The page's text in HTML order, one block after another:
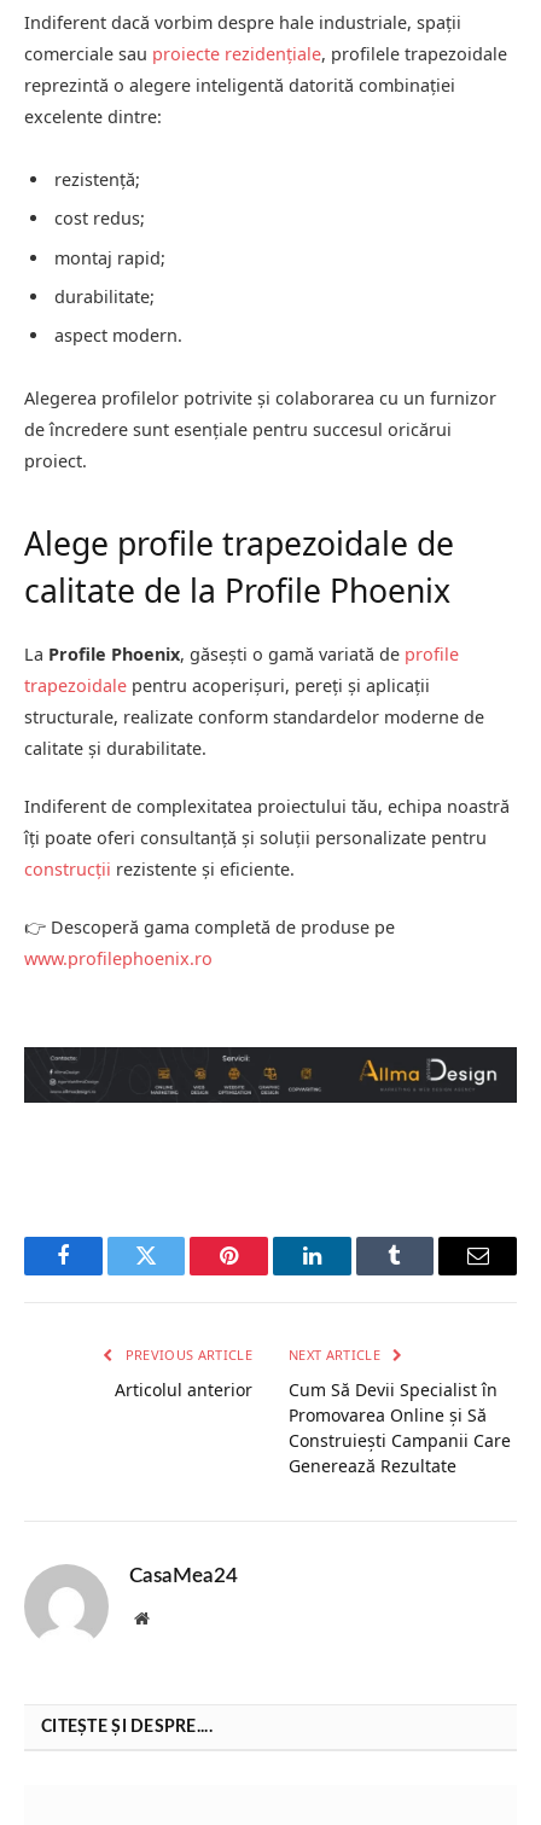
Indiferent dacă vorbim despre hale industriale, spații
comerciale sau proiecte rezidențiale, profilele trapezoidale
reprezintă o alegere inteligentă datorită combinației
excelente dintre:
rezistență;
cost redus;
montaj rapid;
durabilitate;
aspect modern.
Alegerea profilelor potrivite și colaborarea cu un furnizor
de încredere sunt esențiale pentru succesul oricărui
proiect.
Alege profile trapezoidale de
calitate de la Profile Phoenix
La Profile Phoenix, găsești o gamă variată de profile
trapezoidale pentru acoperișuri, pereți și aplicații
structurale, realizate conform standardelor moderne de
calitate și durabilitate.
Indiferent de complexitatea proiectului tău, echipa noastră
îți poate oferi consultanță și soluții personalizate pentru
construcții rezistente și eficiente.
👉 Descoperă gama completă de produse pe
www.profilephoenix.ro
FacebookTwitter Pinterest LinkedInTumblr Email
PREVIOUS ARTICLE
Articolul anterior
NEXT ARTICLE
Cum Să Devii Specialist în
Promovarea Online și Să
Construiești Campanii Care
Generează Rezultate
CasaMea24
Website
CITEȘTE ȘI DESPRE....